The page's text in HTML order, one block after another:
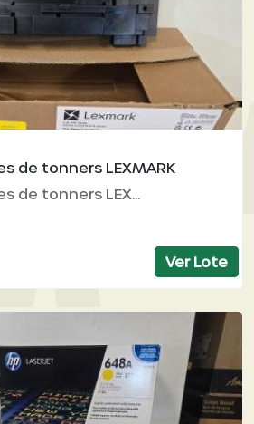
de tonners LEXMARK
de tonners LEX...
Ver Lote